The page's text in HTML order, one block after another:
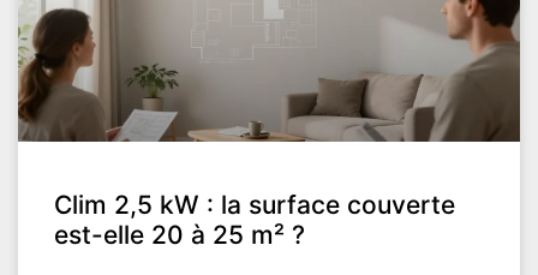
Clim 2,5 kW : la surface couverte
est-elle 20 à 25 m² ?